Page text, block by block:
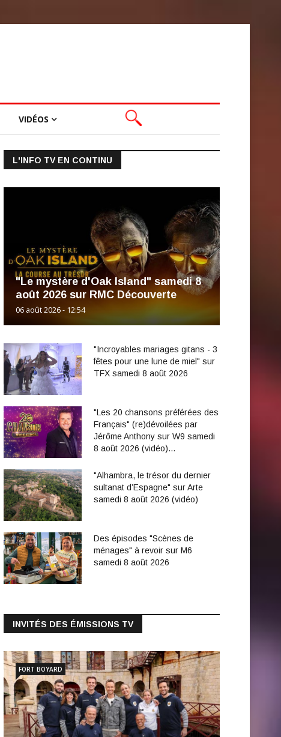
VIDÉOS
L'INFO TV EN CONTINU
"Le mystère d'Oak Island" samedi 8
août 2026 sur RMC Découverte
06 août 2026 - 12:54
"Incroyables mariages gitans - 3
fêtes pour une lune de miel" sur
TFX samedi 8 août 2026
"Les 20 chansons préférées des
Français" (re)dévoilées par
Jérôme Anthony sur W9 samedi
8 août 2026 (vidéo)…
"Alhambra, le trésor du dernier
sultanat d’Espagne" sur Arte
samedi 8 août 2026 (vidéo)
Des épisodes "Scènes de
ménages" à revoir sur M6
samedi 8 août 2026
INVITÉS DES ÉMISSIONS TV
FORT BOYARD